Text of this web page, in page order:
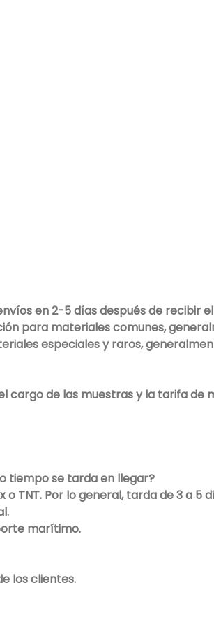
en 2-5 días después de recibir
para materiales comunes,
especiales y raros,
cargo de las muestras y la tarifa
tiempo se tarda en llegar?
o TNT. Por lo general, tarda de 3 a 5
marítimo.
los clientes.